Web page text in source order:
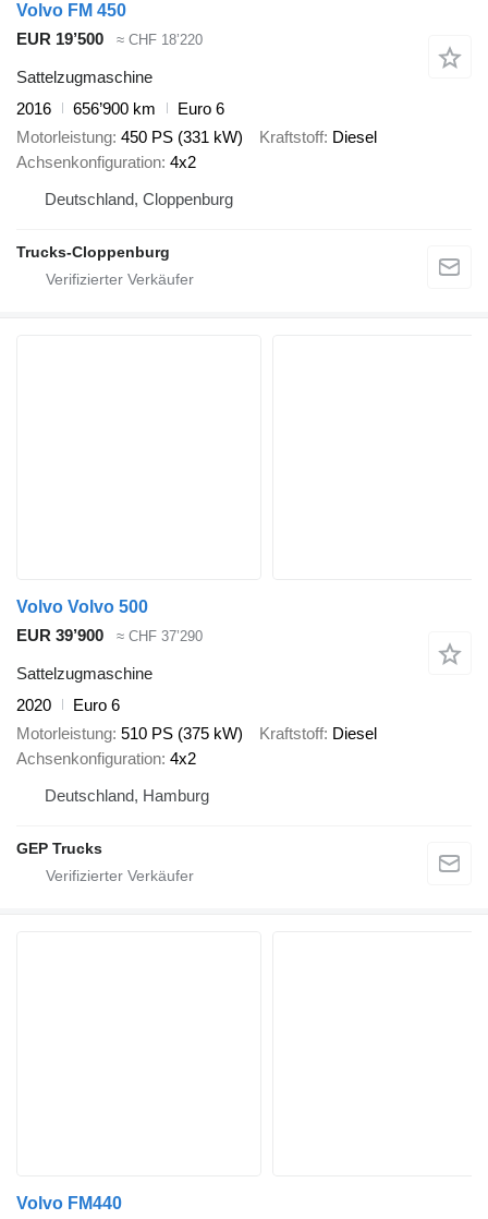
Volvo FM 450
EUR 19’500
≈ CHF 18’220
Sattelzugmaschine
2016
656’900 km
Euro 6
Motorleistung 450 PS (331 kW) Kraftstoff Diesel
Achsenkonfiguration 4x2
Deutschland, Cloppenburg
Trucks-Cloppenburg
Volvo Volvo 500
EUR 39’900
≈ CHF 37’290
Sattelzugmaschine
2020
Euro 6
Motorleistung 510 PS (375 kW) Kraftstoff Diesel
Achsenkonfiguration 4x2
Deutschland, Hamburg
GEP Trucks
Volvo FM440